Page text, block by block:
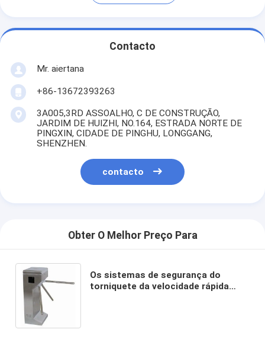
Contacto
Mr. aiertana
+86-13672393263
3A005,3RD ASSOALHO, C DE CONSTRUÇÃO,
JARDIM DE HUIZHI, NO.164, ESTRADA NORTE DE
PINGXIN, CIDADE DE PINGHU, LONGGANG,
SHENZHEN.
contacto
Obter O Melhor Preço Para
Os sistemas de segurança do
torniquete da velocidade rápida